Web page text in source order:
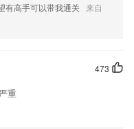
有高手可以带我通关 来自
473
重